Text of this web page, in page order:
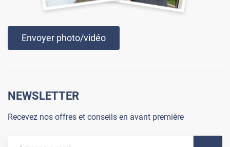
Envoyer photo/vidéo
NEWSLETTER
Recevez nos offres et conseils en avant première